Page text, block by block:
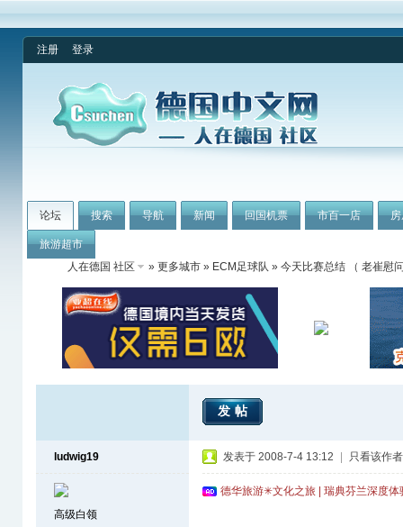
注册 登录
论坛 搜索 导航 新闻 回国机票 市百一店
旅游超市
人在德国 社区
» 更多城市 » ECM足球队 » 今天比赛总结 （ 老崔慰
发帖
ludwig19
高级白领
发表于 2008-7-4 13:12 只看该作者
德华旅游✳文化之旅 | 瑞典芬兰深度